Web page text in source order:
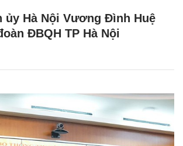
ủy Hà Nội Vương Đình Huệ
ĐBQH TP Hà Nội